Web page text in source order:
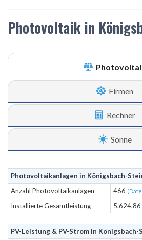
Photovoltaik in
Firmen
Rechner
Sonne
Photovoltaikanlagen in Königsbach-
Anzahl Photovoltaikanlagen
466
Installierte Gesamtleistung
PV-Leistung & PV-Strom in Königsbach-